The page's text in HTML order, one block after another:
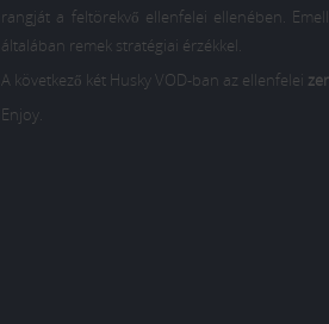
rangját a feltörekvő ellenfelei ellenében.
általában remek stratégiai érzékkel.
A következő két Husky VOD-ban az ellenfelei
Enjoy.